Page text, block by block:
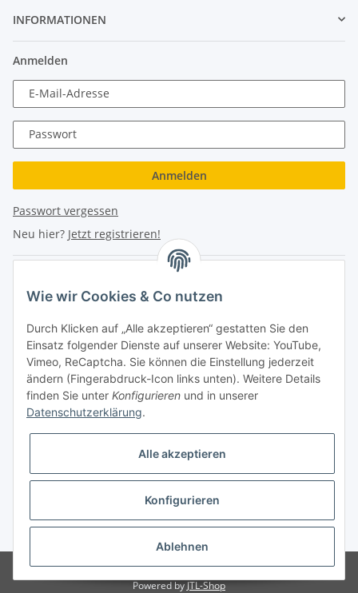
INFORMATIONEN
Anmelden
E-Mail-Adresse
Passwort
Anmelden
Passwort vergessen
Neu hier? Jetzt registrieren!
Hauptplatz 4
2870 Aspang
eMail: info@turboloch.at
Tel: +43 (0)660/1314150
Di - Fr 9-17 Uhr / Fr 9-12 Uhr
Achtung keine Abholung mehr möglich!!!
* Alle Preise inkl. gesetzlicher USt., zzgl.Versand
© Turboloch Austria e.U. Besucherzähler: 2801417
Powered byJTL-Shop
Wie wir Cookies & Co nutzen
Durch Klicken auf „Alle akzeptieren“ gestatten Sie den
Einsatz folgender Dienste auf unserer Website: YouTube,
Vimeo, ReCaptcha. Sie können die Einstellung jederzeit
ändern (Fingerabdruck-Icon links unten). Weitere Details
finden Sie unter Konfigurieren und in unserer
Datenschutzerklärung.
Alle akzeptieren
Konfigurieren
Ablehnen